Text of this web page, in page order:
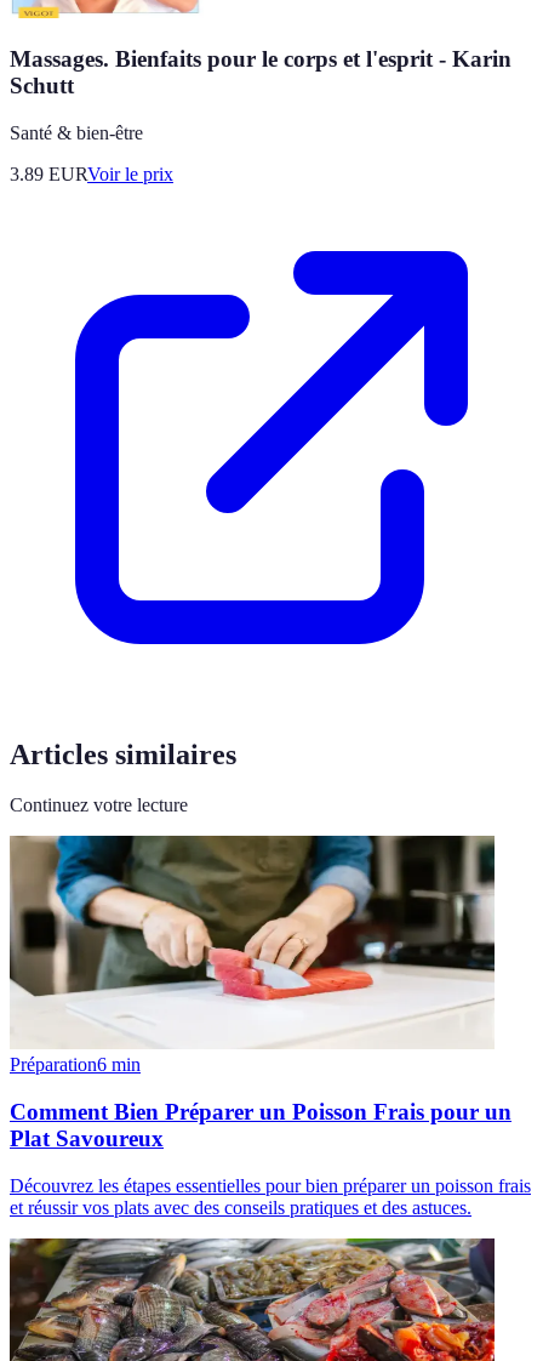
Massages. Bienfaits pour le corps et l'esprit - Karin
Schutt
Santé & bien-être
3.89 EURVoir le prix
Articles similaires
Continuez votre lecture
Préparation6 min
Comment Bien Préparer un Poisson Frais pour un
Plat Savoureux
Découvrez les étapes essentielles pour bien préparer un poisson frais
et réussir vos plats avec des conseils pratiques et des astuces.